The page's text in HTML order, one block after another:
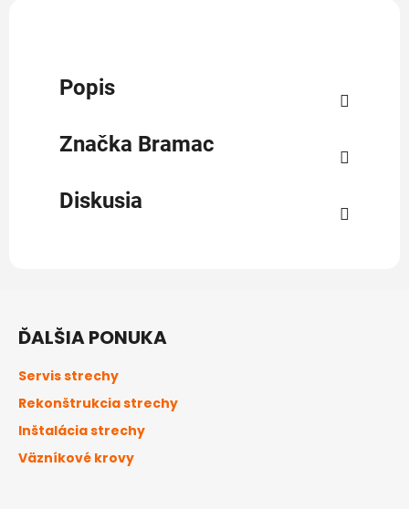
Popis
Značka Bramac
Diskusia
ĎALŠIA PONUKA
Servis strechy
Rekonštrukcia strechy
Inštalácia strechy
Väzníkové krovy